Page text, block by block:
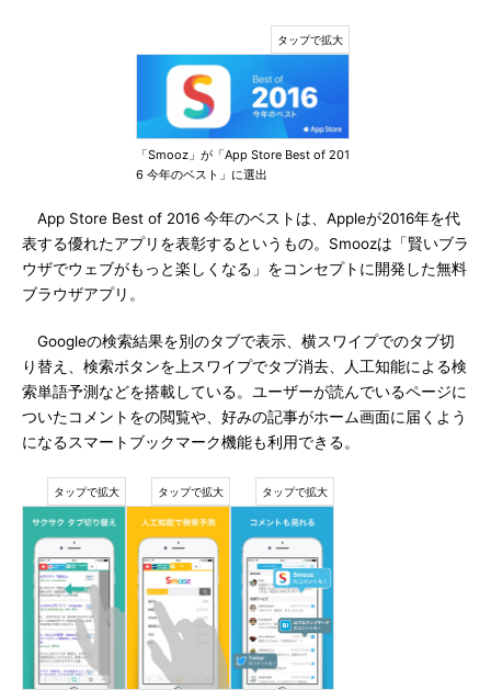
「Smooz」が「App Store Best of 201
6 今年のベスト」に選出
App Store Best of 2016 今年のベストは、Appleが2016年を代
表する優れたアプリを表彰するというもの。Smoozは「賢いブラ
ウザでウェブがもっと楽しくなる」をコンセプトに開発した無料
ブラウザアプリ。
Googleの検索結果を別のタブで表示、横スワイプでのタブ切
り替え、検索ボタンを上スワイプでタブ消去、人工知能による検
索単語予測などを搭載している。ユーザーが読んでいるページに
ついたコメントをの閲覧や、好みの記事がホーム画面に届くよう
になるスマートブックマーク機能も利用できる。